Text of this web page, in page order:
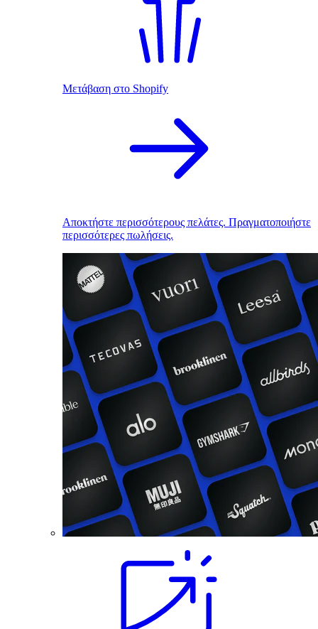
Μετάβαση στο Shopify
Αποκτήστε περισσότερους πελάτες. Πραγματοποιήστε
περισσότερες πωλήσεις.